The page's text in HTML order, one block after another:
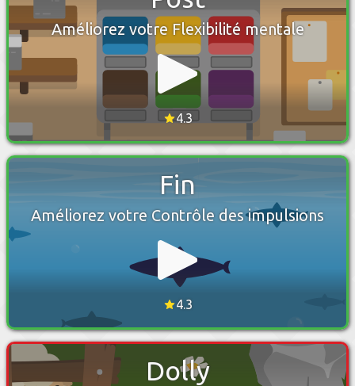
Améliorez votre Flexibilité mentale
4.3
Fin
Améliorez votre Contrôle des impulsions
4.3
Dolly